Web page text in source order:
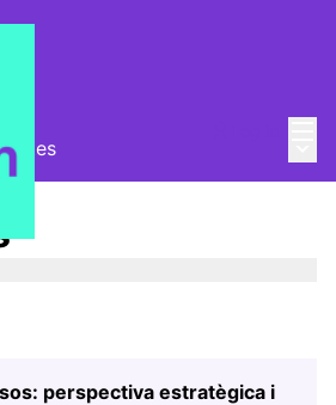
perspectiva estratègica i